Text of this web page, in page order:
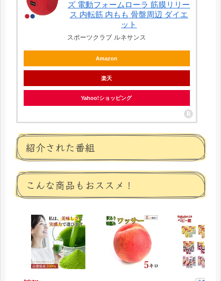
ズ 電動フォームローラ 筋膜リリー
ス 内転筋 内もも 骨盤周辺 ダイエ
ット
スポーツクラブ ルネサンス
Amazon
楽天
Yahoo!ショッピング
紹介された番組
こんな商品もおススメ！